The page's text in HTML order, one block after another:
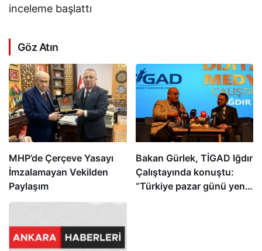
inceleme başlattı
Göz Atın
MHP’de Çerçeve Yasayı
İmzalamayan Vekilden
Paylaşım
Bakan Gürlek, TİGAD Iğdır
Çalıştayında konuştu:
“Türkiye pazar günü yeni